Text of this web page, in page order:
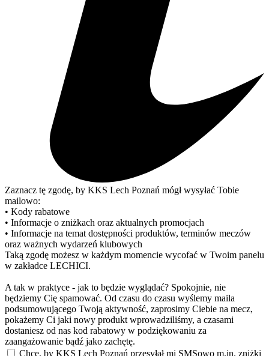
Zaznacz tę zgodę, by KKS Lech Poznań mógł wysyłać Tobie
mailowo:
• Kody rabatowe
• Informacje o zniżkach oraz aktualnych promocjach
• Informacje na temat dostępności produktów, terminów meczów
oraz ważnych wydarzeń klubowych
Taką zgodę możesz w każdym momencie wycofać w Twoim panelu
w zakładce LECHICI.
A tak w praktyce - jak to będzie wyglądać? Spokojnie, nie
będziemy Cię spamować. Od czasu do czasu wyślemy maila
podsumowującego Twoją aktywność, zaprosimy Ciebie na mecz,
pokażemy Ci jaki nowy produkt wprowadziliśmy, a czasami
dostaniesz od nas kod rabatowy w podziękowaniu za
zaangażowanie bądź jako zachętę.
Chcę, by KKS Lech Poznań przesyłał mi SMSowo m.in. zniżki